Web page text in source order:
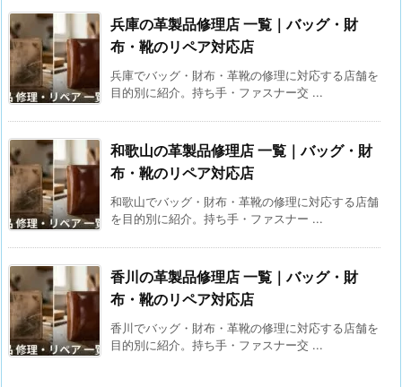
兵庫の革製品修理店 一覧｜バッグ・財
布・靴のリペア対応店
兵庫でバッグ・財布・革靴の修理に対応する店舗を
目的別に紹介。持ち手・ファスナー交 ...
和歌山の革製品修理店 一覧｜バッグ・財
布・靴のリペア対応店
和歌山でバッグ・財布・革靴の修理に対応する店舗
を目的別に紹介。持ち手・ファスナー ...
香川の革製品修理店 一覧｜バッグ・財
布・靴のリペア対応店
香川でバッグ・財布・革靴の修理に対応する店舗を
目的別に紹介。持ち手・ファスナー交 ...